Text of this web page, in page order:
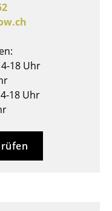
18 Uhr
18 Uhr